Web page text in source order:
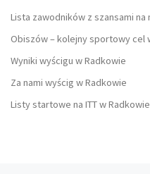
Lista zawodników z szansami na
Obiszów – kolejny sportowy cel
Wyniki wyścigu w Radkowie
Za nami wyścig w Radkowie
Listy startowe na ITT w Radkowie